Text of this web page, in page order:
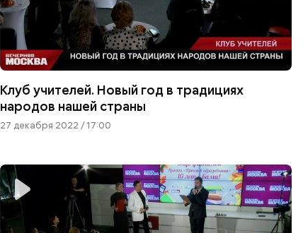
Клуб учителей. Новый год в традициях
народов нашей страны
27 декабря 2022 / 17:00